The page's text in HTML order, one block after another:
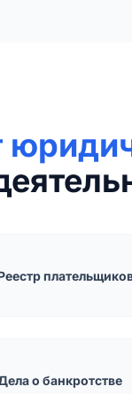
о банкротстве